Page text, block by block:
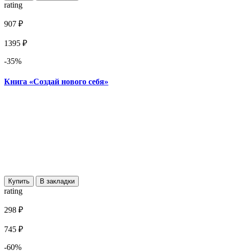
rating
907 ₽
1395 ₽
-35%
Книга «Создай нового себя»
Купить В закладки
rating
298 ₽
745 ₽
-60%